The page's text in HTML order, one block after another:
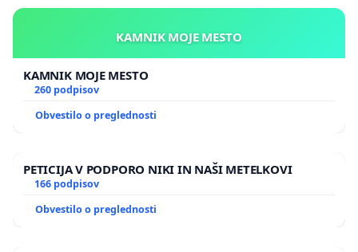
KAMNIK MOJE MESTO
KAMNIK MOJE MESTO
260 podpisov
Obvestilo o preglednosti
PETICIJA V PODPORO NIKI IN NAŠI METELKOVI
166 podpisov
Obvestilo o preglednosti